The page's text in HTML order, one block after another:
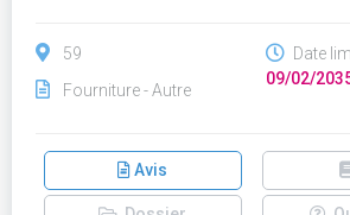
59
Fourniture - Autre
Date
09/02/
Avis